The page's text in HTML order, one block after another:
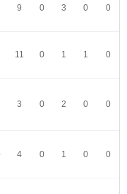
9 0 3 0 0
11 0 1 1 0
3 0 2 0 0
4 0 1 0 0